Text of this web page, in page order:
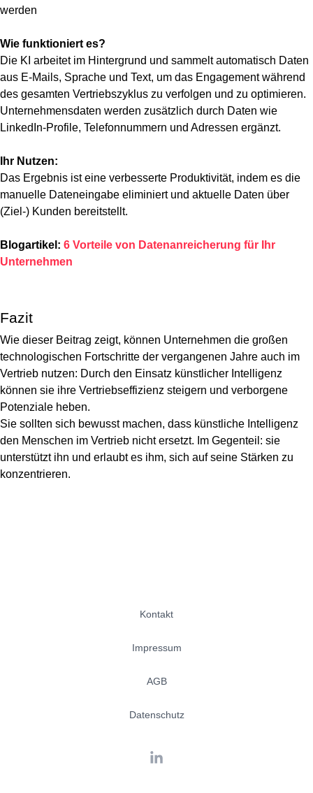
werden
Wie funktioniert es?
Die KI arbeitet im Hintergrund und sammelt automatisch Daten
aus E-Mails, Sprache und Text, um das Engagement während
des gesamten Vertriebszyklus zu verfolgen und zu optimieren.
Unternehmensdaten werden zusätzlich durch Daten wie
LinkedIn-Profile, Telefonnummern und Adressen ergänzt.
Ihr Nutzen:
Das Ergebnis ist eine verbesserte Produktivität, indem es die
manuelle Dateneingabe eliminiert und aktuelle Daten über
(Ziel-) Kunden bereitstellt.
Blogartikel: 6 Vorteile von Datenanreicherung für Ihr
Unternehmen
Fazit
Wie dieser Beitrag zeigt, können Unternehmen die großen
technologischen Fortschritte der vergangenen Jahre auch im
Vertrieb nutzen: Durch den Einsatz künstlicher Intelligenz
können sie ihre Vertriebseffizienz steigern und verborgene
Potenziale heben.
Sie sollten sich bewusst machen, dass künstliche Intelligenz
den Menschen im Vertrieb nicht ersetzt. Im Gegenteil: sie
unterstützt ihn und erlaubt es ihm, sich auf seine Stärken zu
konzentrieren.
Kontakt
Impressum
AGB
Datenschutz